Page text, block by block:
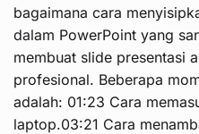
bagaimana cara
dalam PowerPoint yang
membuat slide presentasi
profesional. Beberapa
adalah: 01:23 Cara
laptop.03:21 Cara